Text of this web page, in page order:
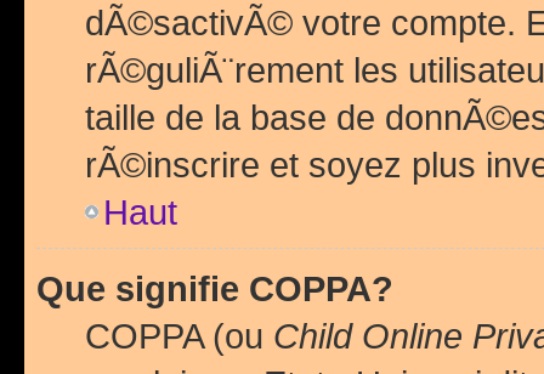
dÃ©sactivÃ© votre compte.
rÃ©guliÃ¨rement les
taille de la base de
rÃ©inscrire et soyez plus
Haut
Que signifie COPPA?
COPPA (ou Child Online